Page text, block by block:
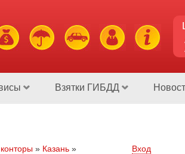
Взятки ГИБДД
» Казань »
Вход